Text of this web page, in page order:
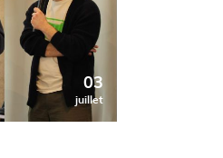
03
juillet